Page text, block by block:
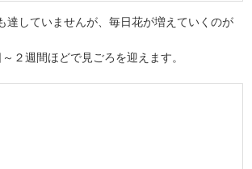
達していませんが、毎日花が増えていくのが
２週間ほどで見ごろを迎えます。